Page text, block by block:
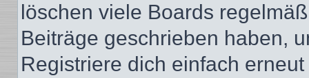
löschen viele Boards
Beiträge geschrieben haben,
Registriere dich einfach